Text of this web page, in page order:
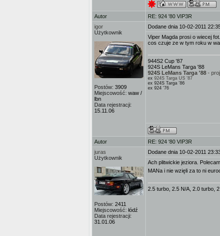
Autor
RE: 924 '80 VIP3R
igor
Użytkownik
Postów: 3909
Miejscowość: waw /
lbn
Data rejestracji:
15.11.06
Dodane dnia 10-02-2011
Viper Magda prosi o wiecej
cos czuje ze w tym roku w
944S2 Cup '87
924S LeMans Targa '88
924S LeMans Targa '88 -
ex 924S Targa US '87
ex 924S Targa '86
ex 924 '76
Autor
RE: 924 '80 VIP3R
juras
Użytkownik
Postów: 2411
Miejscowość: łódź
Data rejestracji:
31.01.06
Dodane dnia 10-02-2011
Ach plitwickie jeziora.
MANa i nie wzięli za to ni
2.5 turbo, 2.5 N/A, 2.0 turbo,